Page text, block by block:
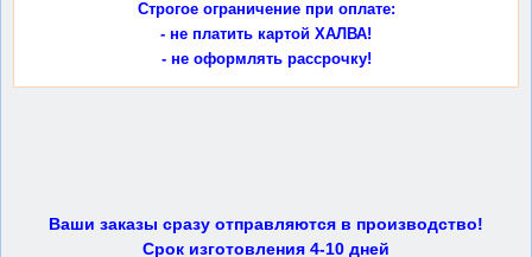
Строгое ограничение при оплате:
- не платить картой ХАЛВА!
- не оформлять рассрочку!
Ваши заказы сразу отправляются в производство!
Срок изготовления 4-10 дней